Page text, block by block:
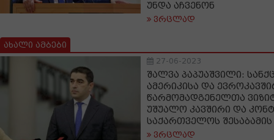
უნდა აჩვენონ
ვრცლად
ახალი ამბები
27-06-2023
შალვა პაპუაშვილი:
ამერიკისა და
წარმომადგენელთა
უშუალო კავშირი და
საქართველოს შესაბამის
ვრცლად